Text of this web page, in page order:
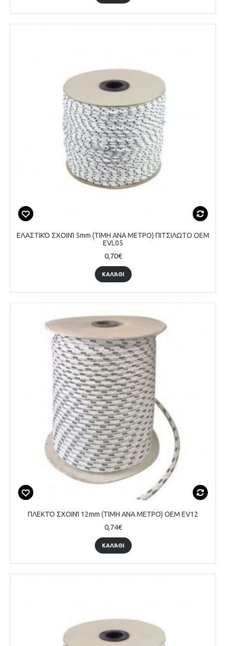
ΕΛΑΣΤΙΚΌ ΣΧΟΙΝΊ 5mm (ΤΙΜΗ ΑΝΑ ΜΕΤΡΟ) ΠΙΤΣΙΛΩΤΟ OEM
EVL05
0,70€
ΚΑΛΆΘΙ
ΠΛΕΚΤΌ ΣΧΟΙΝΊ 12mm (ΤΙΜΗ ΑΝΑ ΜΕΤΡΟ) OEM EV12
0,74€
ΚΑΛΆΘΙ